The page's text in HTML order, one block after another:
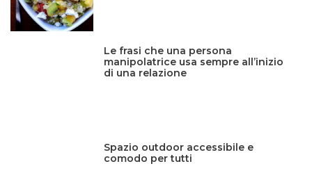
Le frasi che una persona
manipolatrice usa sempre all’inizio
di una relazione
Spazio outdoor accessibile e
comodo per tutti